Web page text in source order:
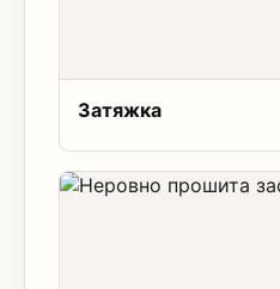
Затяжка